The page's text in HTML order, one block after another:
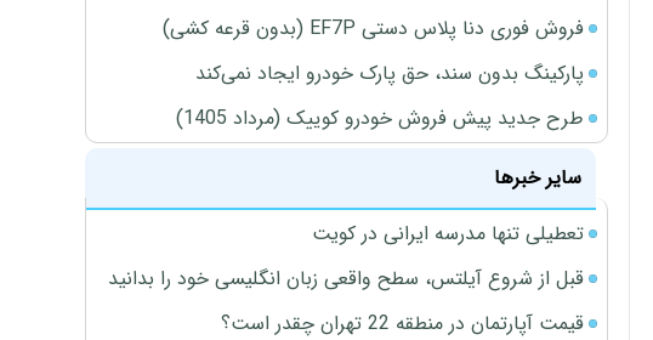
فروش فوری دنا پلاس دستی EF7P (بدون قرعه کشی)
پارکینگ بدون سند، حق پارک خودرو ایجاد نمی‌کند
طرح جدید پیش فروش خودرو کوییک (مرداد 1405)
سایر خبرها
تعطیلی تنها مدرسه ایرانی در کویت
قبل از شروع آیلتس، سطح واقعی زبان انگلیسی خود را بدانید
قیمت آپارتمان در منطقه 22 تهران چقدر است؟